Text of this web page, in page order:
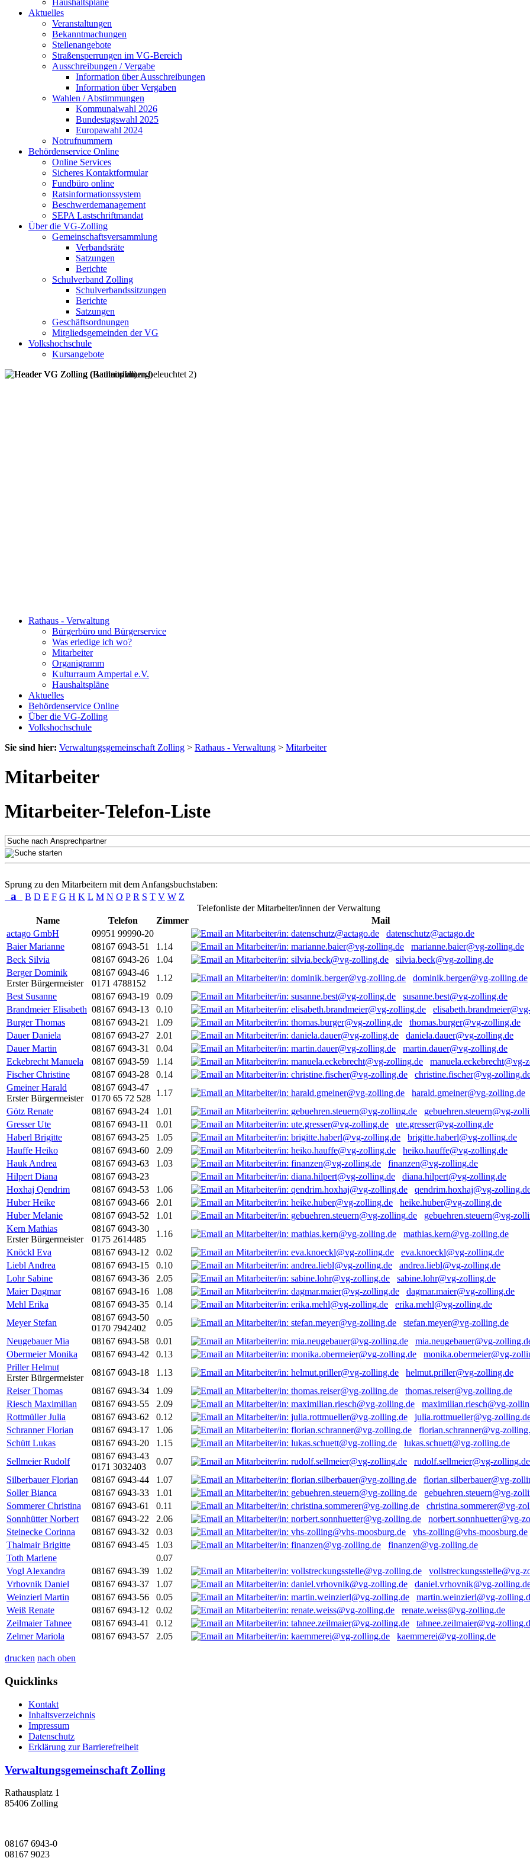
Haushaltspläne
Aktuelles
Veranstaltungen
Bekanntmachungen
Stellenangebote
Straßensperrungen im VG-Bereich
Ausschreibungen / Vergabe
Information über Ausschreibungen
Information über Vergaben
Wahlen / Abstimmungen
Kommunalwahl 2026
Bundestagswahl 2025
Europawahl 2024
Notrufnummern
Behördenservice Online
Online Services
Sicheres Kontaktformular
Fundbüro online
Ratsinformationssystem
Beschwerdemanagement
SEPA Lastschriftmandat
Über die VG-Zolling
Gemeinschaftsversammlung
Verbandsräte
Satzungen
Berichte
Schulverband Zolling
Schulverbandssitzungen
Berichte
Satzungen
Geschäftsordnungen
Mitgliedsgemeinden der VG
Volkshochschule
Kursangebote
Rathaus - Verwaltung
Bürgerbüro und Bürgerservice
Was erledige ich wo?
Mitarbeiter
Organigramm
Kulturraum Ampertal e.V.
Haushaltspläne
Aktuelles
Behördenservice Online
Über die VG-Zolling
Volkshochschule
Sie sind hier: Verwaltungsgemeinschaft Zolling > Rathaus - Verwaltung > Mitarbeiter
Mitarbeiter
Mitarbeiter-Telefon-Liste
Sprung zu den Mitarbeitern mit dem Anfangsbuchstaben:
a B D E F G H K L M N O P R S T V W Z
Telefonliste der Mitarbeiter/innen der Verwaltung
Name
Telefon Zimmer
Mail
actago GmbH
09951 99990-20
datenschutz@actago.de
Baier Marianne
08167 6943-51 1.14
marianne.baier@vg-zolling.de
Beck Silvia
08167 6943-26 1.04
silvia.beck@vg-zolling.de
Berger Dominik
Erster Bürgermeister
08167 6943-46
0171 4788152
1.12
dominik.berger@vg-zolling.de
Best Susanne
08167 6943-19 0.09
susanne.best@vg-zolling.de
Brandmeier Elisabeth 08167 6943-13 0.10
Burger Thomas
08167 6943-21 1.09
thomas.burger@vg-zolling.de
Dauer Daniela
08167 6943-27 2.01
daniela.dauer@vg-zolling.de
Dauer Martin
08167 6943-31 0.04
martin.dauer@vg-zolling.de
Eckebrecht Manuela
08167 6943-59 1.14
manuela.eckebrecht@vg-
Fischer Christine
08167 6943-28 0.14
christine.fischer@vg-
Gmeiner Harald
Erster Bürgermeister
08167 6943-47
0170 65 72 528
1.17
harald.gmeiner@vg-zolling.de
Götz Renate
08167 6943-24 1.01
gebuehren.steuern@vg-
Gresser Ute
08167 6943-11 0.01
ute.gresser@vg-zolling.de
Haberl Brigitte
08167 6943-25 1.05
brigitte.haberl@vg-zolling.de
Hauffe Heiko
08167 6943-60 2.09
heiko.hauffe@vg-zolling.de
Hauk Andrea
08167 6943-63 1.03
finanzen@vg-zolling.de
Hilpert Diana
08167 6943-23
diana.hilpert@vg-zolling.de
Hoxhaj Qendrim
08167 6943-53 1.06
qendrim.hoxhaj@vg-
Huber Heike
08167 6943-66 2.01
heike.huber@vg-zolling.de
Huber Melanie
08167 6943-52 1.01
gebuehren.steuern@vg-
Kern Mathias
Erster Bürgermeister
08167 6943-30
0175 2614485
1.16
mathias.kern@vg-zolling.de
Knöckl Eva
08167 6943-12 0.02
eva.knoeckl@vg-zolling.de
Liebl Andrea
08167 6943-15 0.10
andrea.liebl@vg-zolling.de
Lohr Sabine
08167 6943-36 2.05
sabine.lohr@vg-zolling.de
Maier Dagmar
08167 6943-16 1.08
dagmar.maier@vg-zolling.de
Mehl Erika
08167 6943-35 0.14
erika.mehl@vg-zolling.de
Meyer Stefan
08167 6943-50
0170 7942402
0.05
stefan.meyer@vg-zolling.de
Neugebauer Mia
08167 6943-58 0.01
mia.neugebauer@vg-
Obermeier Monika
08167 6943-42 0.13
monika.obermeier@vg-
Priller Helmut
Erster Bürgermeister
08167 6943-18 1.13
helmut.priller@vg-zolling.de
Reiser Thomas
08167 6943-34 1.09
thomas.reiser@vg-zolling.de
Riesch Maximilian
08167 6943-55 2.09
maximilian.riesch@vg-
Rottmüller Julia
08167 6943-62 0.12
julia.rottmueller@vg-
Schranner Florian
08167 6943-17 1.06
florian.schranner@vg-
Schütt Lukas
08167 6943-20 1.15
lukas.schuett@vg-zolling.de
Sellmeier Rudolf
08167 6943-43
0171 3032403
0.07
rudolf.sellmeier@vg-zolling.de
Silberbauer Florian
08167 6943-44 1.07
florian.silberbauer@vg-
Soller Bianca
08167 6943-33 1.01
gebuehren.steuern@vg-
Sommerer Christina
08167 6943-61 0.11
christina.sommerer@vg-
Sonnhütter Norbert
08167 6943-22 2.06
norbert.sonnhuetter@vg-
Steinecke Corinna
08167 6943-32 0.03
vhs-zolling@vhs-moosburg.de
Thalmair Brigitte
08167 6943-45 1.03
finanzen@vg-zolling.de
Toth Marlene
0.07
Vogl Alexandra
08167 6943-39 1.02
vollstreckungsstelle@vg-
Vrhovnik Daniel
08167 6943-37 1.07
daniel.vrhovnik@vg-
Weinzierl Martin
08167 6943-56 0.05
martin.weinzierl@vg-
Weiß Renate
08167 6943-12 0.02
renate.weiss@vg-zolling.de
Zeilmaier Tahnee
08167 6943-41 0.12
tahnee.zeilmaier@vg-
Zelmer Mariola
08167 6943-57 2.05 kaemmerei@vg-zolling.de
drucken nach oben
Quicklinks
Kontakt
Inhaltsverzeichnis
Impressum
Datenschutz
Erklärung zur Barrierefreiheit
Verwaltungsgemeinschaft Zolling
Rathausplatz 1
85406 Zolling
08167 6943-0
08167 9023